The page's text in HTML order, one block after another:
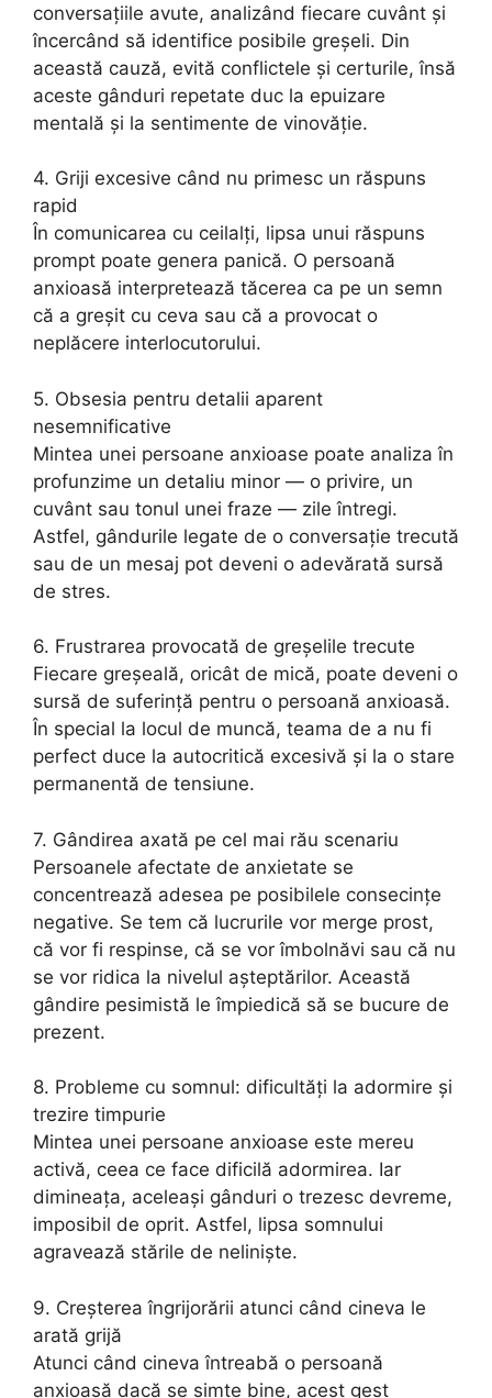
conversațiile avute, analizând fiecare cuvânt și
încercând să identifice posibile greșeli. Din
această cauză, evită conflictele și certurile, însă
aceste gânduri repetate duc la epuizare
mentală și la sentimente de vinovăție.
4. Griji excesive când nu primesc un răspuns
rapid
În comunicarea cu ceilalți, lipsa unui răspuns
prompt poate genera panică. O persoană
anxioasă interpretează tăcerea ca pe un semn
că a greșit cu ceva sau că a provocat o
neplăcere interlocutorului.
5. Obsesia pentru detalii aparent
nesemnificative
Mintea unei persoane anxioase poate analiza în
profunzime un detaliu minor — o privire, un
cuvânt sau tonul unei fraze — zile întregi.
Astfel, gândurile legate de o conversație trecută
sau de un mesaj pot deveni o adevărată sursă
de stres.
6. Frustrarea provocată de greșelile trecute
Fiecare greșeală, oricât de mică, poate deveni o
sursă de suferință pentru o persoană anxioasă.
În special la locul de muncă, teama de a nu fi
perfect duce la autocritică excesivă și la o stare
permanentă de tensiune.
7. Gândirea axată pe cel mai rău scenariu
Persoanele afectate de anxietate se
concentrează adesea pe posibilele consecințe
negative. Se tem că lucrurile vor merge prost,
că vor fi respinse, că se vor îmbolnăvi sau că nu
se vor ridica la nivelul așteptărilor. Această
gândire pesimistă le împiedică să se bucure de
prezent.
8. Probleme cu somnul: dificultăți la adormire și
trezire timpurie
Mintea unei persoane anxioase este mereu
activă, ceea ce face dificilă adormirea. Iar
dimineața, aceleași gânduri o trezesc devreme,
imposibil de oprit. Astfel, lipsa somnului
agravează stările de neliniște.
9. Creșterea îngrijorării atunci când cineva le
arată grijă
Atunci când cineva întreabă o persoană
anxioasă dacă se simte bine, acest gest